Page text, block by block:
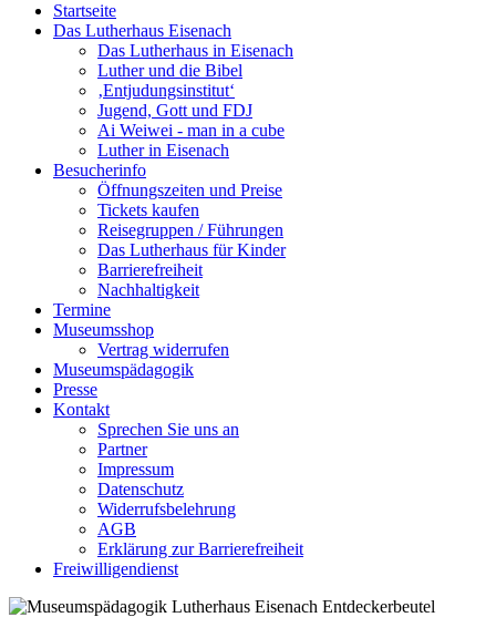
Startseite
Das Lutherhaus Eisenach
Das Lutherhaus in Eisenach
Luther und die Bibel
‚Entjudungsinstitut‘
Jugend, Gott und FDJ
Ai Weiwei - man in a cube
Luther in Eisenach
Besucherinfo
Öffnungszeiten und Preise
Tickets kaufen
Reisegruppen / Führungen
Das Lutherhaus für Kinder
Barrierefreiheit
Nachhaltigkeit
Termine
Museumsshop
Vertrag widerrufen
Museumspädagogik
Presse
Kontakt
Sprechen Sie uns an
Partner
Impressum
Datenschutz
Widerrufsbelehrung
AGB
Erklärung zur Barrierefreiheit
Freiwilligendienst